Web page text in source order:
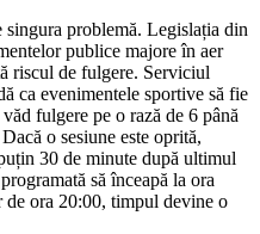
problemă. Legislația din
publice majore în aer
riscul de fulgere. Serviciul
ca evenimentele sportive să fie
fulgere pe o rază de 6 până
o sesiune este oprită,
30 de minute după ultimul
să înceapă la ora
ora 20:00, timpul devine o